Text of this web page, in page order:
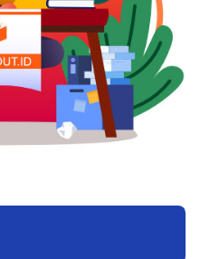
mengambil
kehamilan. Dengan
kami terhadap
pasien.
dan pekerjaan di
memiliki ketentuan
jenis TOEFL yang
peserta perlu
tes yang
dapat digunakan
Ujian Masuk